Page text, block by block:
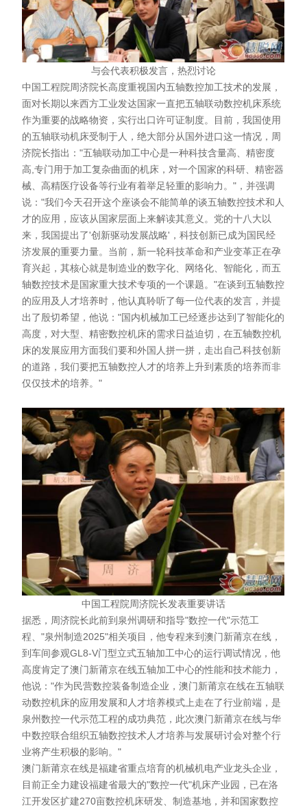
与会代表积极发言，热烈讨论
中国工程院周济院长高度重视国内五轴数控加工技术的发展，
面对长期以来西方工业发达国家一直把五轴联动数控机床系统
作为重要的战略物资，实行出口许可证制度。目前，我国使用
的五轴联动机床受制于人，绝大部分从国外进口这一情况，周
济院长指出："五轴联动加工中心是一种科技含量高、精密度
高,专门用于加工复杂曲面的机床，对一个国家的科研、精密器
械、高精医疗设备等行业有着举足轻重的影响力。"，并强调
说："我们今天召开这个座谈会不能简单的谈五轴数控技术和人
才的应用，应该从国家层面上来解读其意义。党的十八大以
来，我国提出了'创新驱动发展战略'，科技创新已成为国民经
济发展的重要力量。当前，新一轮科技革命和产业变革正在孕
育兴起，其核心就是制造业的数字化、网络化、智能化，而五
轴数控技术是国家重大技术专项的一个课题。"在谈到五轴数控
的应用及人才培养时，他认真聆听了每一位代表的发言，并提
出了殷切希望，他说："国内机械加工已经逐步达到了智能化的
高度，对大型、精密数控机床的需求日益迫切，在五轴数控机
床的发展应用方面我们要和外国人拼一拼，走出自己科技创新
的道路，我们要把五轴数控人才的培养上升到素质的培养而非
仅仅技术的培养。"
中国工程院周济院长发表重要讲话
据悉，周济院长此前到泉州调研和指导"数控一代"示范工
程、"泉州制造2025"相关项目，他专程来到澳门新莆京在线，
到车间参观GL8-V门型立式五轴加工中心的运行调试情况，他
高度肯定了澳门新莆京在线五轴加工中心的性能和技术能力，
他说："作为民营数控装备制造企业，澳门新莆京在线在五轴联
动数控机床的应用发展和人才培养模式上走在了行业前端，是
泉州数控一代示范工程的成功典范，此次澳门新莆京在线与华
中数控联合组织五轴数控技术人才培养与发展研讨会对整个行
业将产生积极的影响。"
澳门新莆京在线是福建省重点培育的机械机电产业龙头企业，
目前正全力建设福建省最大的"数控一代"机床产业园，已在洛
江开发区扩建270亩数控机床研发、制造基地，并和国家数控